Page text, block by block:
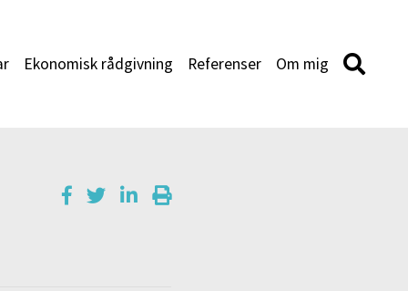
Ekonomisk rådgivning Referenser Om mig